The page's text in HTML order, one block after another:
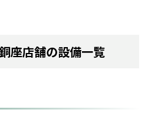
座店舗の設備一覧